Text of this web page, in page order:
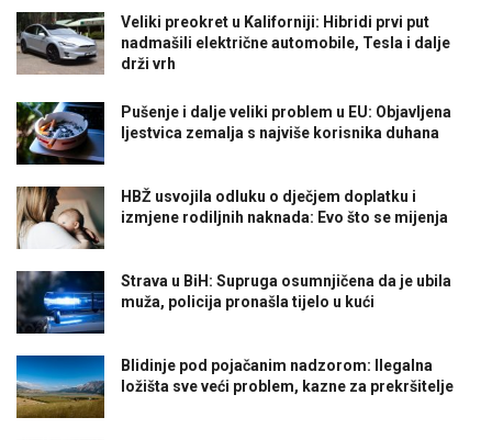
Veliki preokret u Kaliforniji: Hibridi prvi put
nadmašili električne automobile, Tesla i dalje
drži vrh
Pušenje i dalje veliki problem u EU: Objavljena
ljestvica zemalja s najviše korisnika duhana
HBŽ usvojila odluku o dječjem doplatku i
izmjene rodiljnih naknada: Evo što se mijenja
Strava u BiH: Supruga osumnjičena da je ubila
muža, policija pronašla tijelo u kući
Blidinje pod pojačanim nadzorom: Ilegalna
ložišta sve veći problem, kazne za prekršitelje